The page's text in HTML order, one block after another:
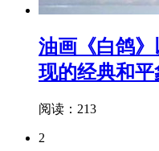
油画《白鸽
现的经典和平
阅读：213
2